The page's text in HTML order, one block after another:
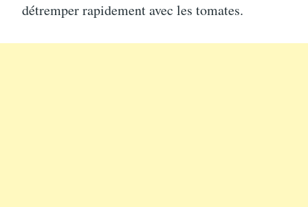
détremper rapidement avec les tomates.